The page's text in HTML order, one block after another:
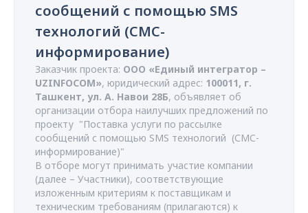
сообщений с помощью SMS
технологий (СМС-
информирование)
Заказчик проекта: ООО «Единый интегратор –
UZINFOCOM», юридический адрес: 100011, г.
Ташкент, ул. А. Навои 28Б, объявляет об
организации отбора наилучших предложений по
проекту "Поставка услуги по рассылке
сообщений с помощью SMS технологий (СМС-
информирование)"
В отборе могут принимать участие компании
(далее – Участники), соответствующие
изложенным критериям к поставщикам и
техническим требованиям (прилагаются) к